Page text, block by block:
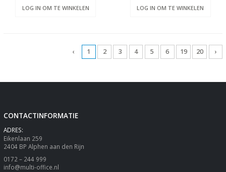
LOG IN OM TE WINKELEN LOG IN OM TE WINKELEN
‹ 1 2 3 4 5 6 19 20 ›
CONTACTINFORMATIE
ADRES:
Eikenlaan 259
2404 BP Alphen aan den Rijn
0172 – 244 999
info@multi-office.nl